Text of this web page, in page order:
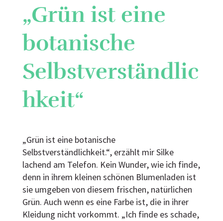
„Grün ist eine
botanische
Selbstverständlic
hkeit“
„Grün ist eine botanische
Selbstverständlichkeit.“, erzählt mir Silke
lachend am Telefon. Kein Wunder, wie ich finde,
denn in ihrem kleinen schönen Blumenladen ist
sie umgeben von diesem frischen, natürlichen
Grün. Auch wenn es eine Farbe ist, die in ihrer
Kleidung nicht vorkommt. „Ich finde es schade,